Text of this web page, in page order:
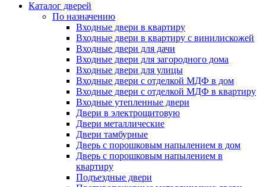
Каталог дверей
По назначению
Входные двери в квартиру
Входные двери в квартиру с винилискожей
Входные двери для дачи
Входные двери для загородного дома
Входные двери для улицы
Входные двери с отделкой МДФ в дом
Входные двери с отделкой МДФ в квартиру
Входные утепленные двери
Двери в электрощитовую
Двери металлические
Двери тамбурные
Дверь с порошковым напылением в дом
Дверь с порошковым напылением в
квартиру
Подъездные двери